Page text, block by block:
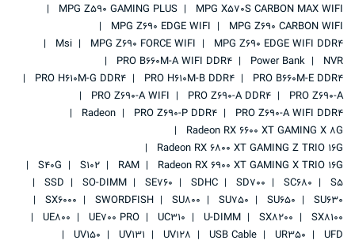
MPG X570S CARBON MAX WIFI
MPG Z590 GAMING PLUS
MPG Z690 CARBON WIFI
MPG Z690 EDGE WIFI
MPG Z690 EDGE WIFI DDR4
MPG Z690 FORCE WIFI
Msi
NVR
Power Bank
PRO B660M-A WIFI DDR4
PRO B660M-E DDR4
PRO H610M-B DDR4
PRO H610M-G DDR4
PRO Z690-A
PRO Z690-A DDR4
PRO Z690-A WIFI
PRO Z690-A WIFI DDR4
PRO Z690-P DDR4
Radeon
Radeon RX 6600 XT GAMING X 8G
Radeon RX 6800 XT GAMING Z TRIO 16G
Radeon RX 6900 XT GAMING X TRIO 16G
RAM
S102
S40G
S5
SC680
SD700
SDHC
SE760
SO-DIMM
SSD
SU630
SU650
SU750
SU800
SWORDFISH
SX6000
SX8100
SX8200
U-DIMM
UC310
UE700 PRO
UE800
UFD
UR350
USB Cable
UV128
UV131
UV150